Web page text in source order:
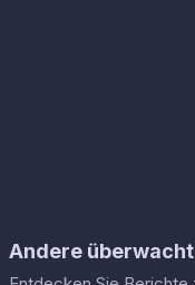
Andere